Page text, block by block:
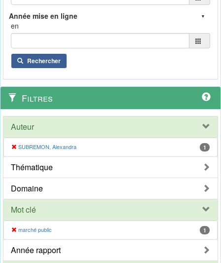
en
Rechercher
Filtres
Auteur
SUBREMON, Alexandra 1
Thématique
Domaine
Mot clé
marché public 1
Année rapport